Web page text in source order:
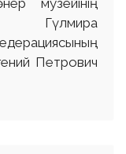
музейінің
Гүлмира
Петрович